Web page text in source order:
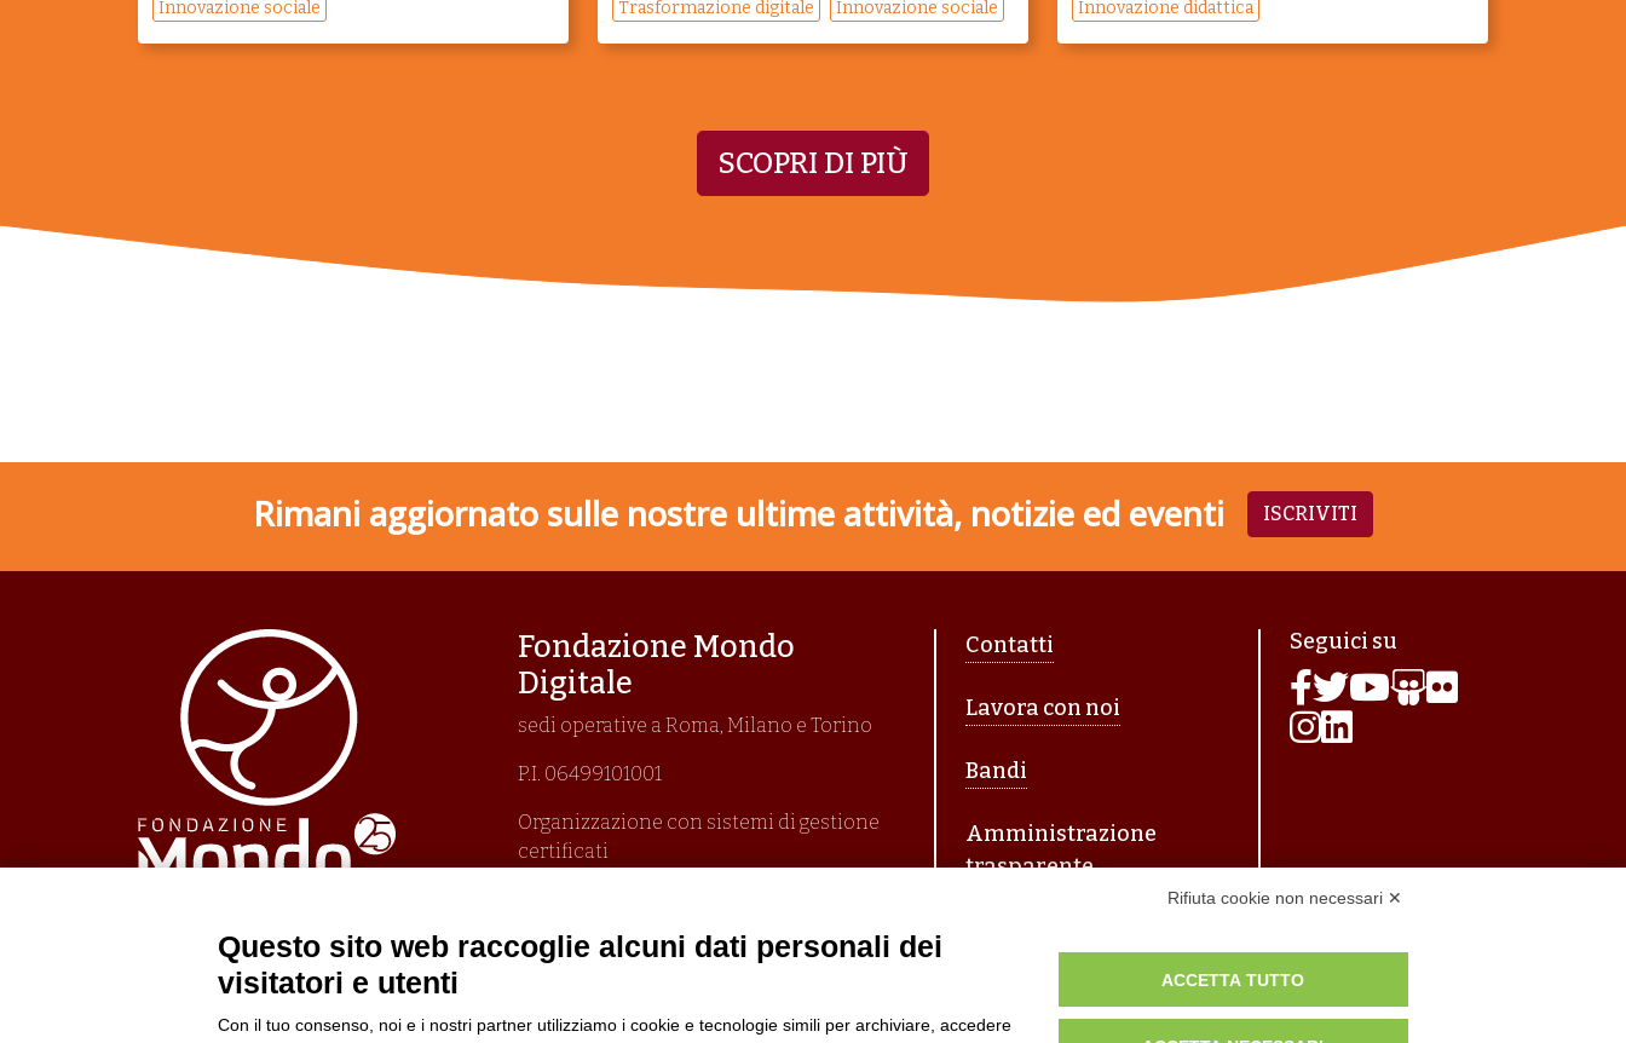
Innovazione sociale
Trasformazione digitale
Innovazione sociale
Innovazione didattica
SCOPRI DI PIÙ
Rimani aggiornato sulle nostre ultime attività, notizie ed eventi ISCRIVITI
Fondazione Mondo
Digitale
sedi operative a Roma, Milano e Torino
P.I. 06499101001
Organizzazione con sistemi di gestione
certificati
Politica per la parità di genere
Politica antibullismo
Piè di pagina
Contatti
Lavora con noi
Bandi
Amministrazione
trasparente
Seguici su
Rifiuta cookie non necessari ✕
Questo sito web raccoglie alcuni dati personali dei
visitatori e utenti
Con il tuo consenso, noi e i nostri partner utilizziamo i cookie e tecnologie simili per archiviare, accedere
ACCETTA TUTTO